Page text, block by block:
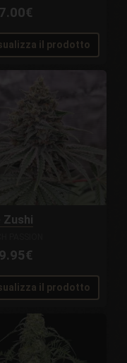
il prodotto
Zushi
il prodotto